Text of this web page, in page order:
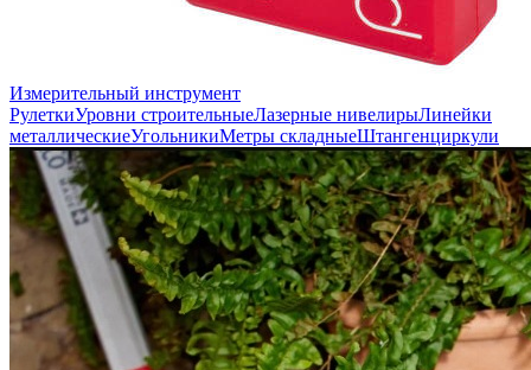
Измерительный инструмент
РулеткиУровни строительныеЛазерные нивелирыЛинейки
металлическиеУгольникиМетры складныеШтангенциркули